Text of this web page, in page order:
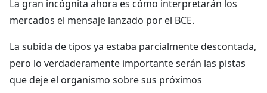
La gran incógnita ahora es cómo interpretarán los
mercados el mensaje lanzado por el BCE.
La subida de tipos ya estaba parcialmente descontada,
pero lo verdaderamente importante serán las pistas
que deje el organismo sobre sus próximos